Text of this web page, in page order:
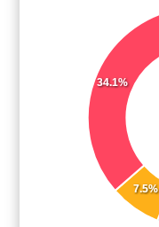
7.5%
34.1%